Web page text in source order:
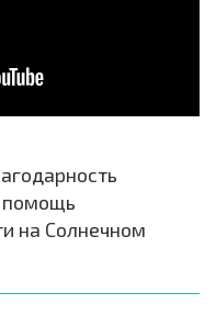
помощь
на Солнечном